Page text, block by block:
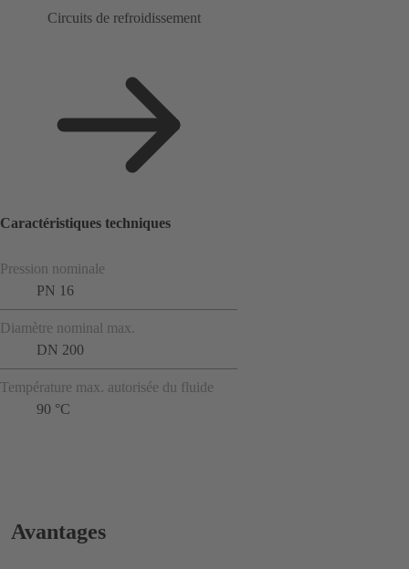
Circuits de refroidissement
Caractéristiques techniques
Pression nominale
PN 16
Diamètre nominal max.
DN 200
Température max. autorisée du fluide
90 °C
Avantages